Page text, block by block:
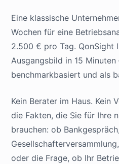
Eine klassische
Wochen für eine
2.500 € pro Tag. QonSight
Ausgangsbild in 15
benchmarkbasiert und als
Kein Berater im Haus. Kein
die Fakten, die Sie für Ihre
brauchen: ob Bankgespräch,
oder die Frage, ob Ihr